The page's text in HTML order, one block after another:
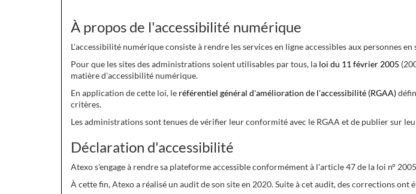
À propos de l'accessibilité numérique
L'accessibilité numérique consiste à rendre les services en ligne accessibles aux personnes
Pour que les sites des administrations soient utilisables par tous, la loi du 11 février 2005
matière d'accessibilité numérique.
En application de cette loi, le référentiel général d'amélioration de l'accessibilité (RGAA)
critères.
Les administrations sont tenues de vérifier leur conformité avec le RGAA et de publier sur
Déclaration d'accessibilité
Atexo s'engage à rendre sa plateforme accessible conformément à l'article 47 de la loi n°
À cette fin, Atexo a réalisé un audit de son site en 2020. Suite à cet audit, des corrections